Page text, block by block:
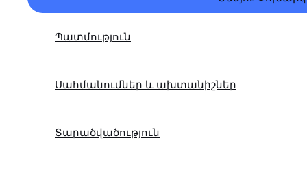
Պատմություն
Սահմանումներ և ախտանիշներ
Տարածվածություն